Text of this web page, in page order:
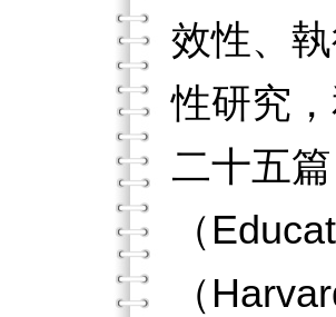
效性、
性研究
二十五
（
（